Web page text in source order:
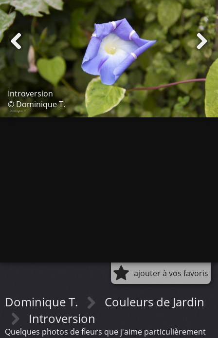
Introversion
© Dominique T.
ajouter à vos favoris
Dominique T.
Couleurs de Jardin
Introversion
Quelques photos de fleurs que j'aime particulièrement